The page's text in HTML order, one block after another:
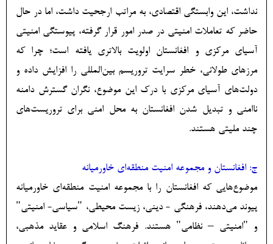
نداشت، این وابستگی اقتصادی، به مراتب ارجحیت داشت، اما در حال
حاضر که تعاملات امنیتی در صدر امور قرار گرفته، پیوستگی امنیتی
آسیای مرکزی و افغانستان اولویت بالاتری یافته است؛ چرا که
مرزهای طولانی، خطر سرایت تروریسم بین‌المللی را افزایش داده و
دولت‌های آسیای مرکزی با درک این موضوع، نگران گسترش دامنه
ناامنی و تبدیل شدن افغانستان به محل امنی برای تروریست‌های
چند ملیتی هستند.
ج: افغانستان و مجموعه امنیت منطقه‌­ای خاورمیانه
موضوع‌هایی که افغانستان را با مجموعه امنیت منطقه‌ای خاورمیانه
پیوند می‌دهند، فرهنگی - دینی، زیست محیطی، "سیاسی- امنیتی"
و "امنیتی – نظامی" هستند. فرهنگ اسلامی و عقاید مذهبی،